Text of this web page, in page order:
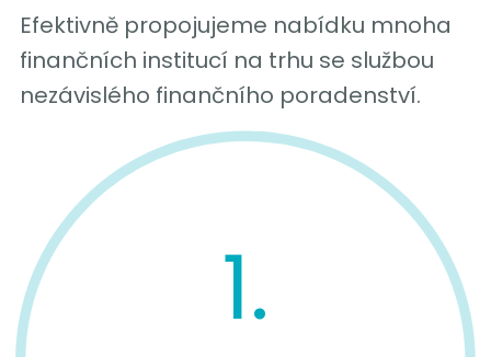
Efektivně propojujeme nabídku mnoha
finančních institucí na trhu se službou
nezávislého finančního poradenství.
1.